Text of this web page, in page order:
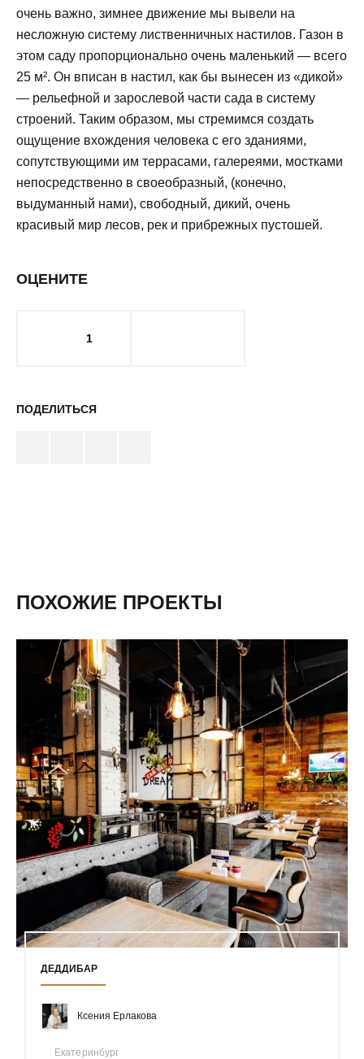
очень важно, зимнее движение мы вывели на
несложную систему лиственничных настилов. Газон в
этом саду пропорционально очень маленький — всего
25 м². Он вписан в настил, как бы вынесен из «дикой»
— рельефной и зарослевой части сада в систему
строений. Таким образом, мы стремимся создать
ощущение вхождения человека с его зданиями,
сопутствующими им террасами, галереями, мостками
непосредственно в своеобразный, (конечно,
выдуманный нами), свободный, дикий, очень
красивый мир лесов, рек и прибрежных пустошей.
ОЦЕНИТЕ
1
ПОДЕЛИТЬСЯ
ПОХОЖИЕ ПРОЕКТЫ
ДЕДДИБАР
Ксения Ерлакова
Екатеринбург